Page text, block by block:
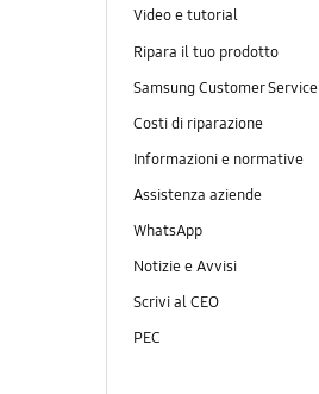
Video e tutorial
Ripara il tuo prodotto
Samsung Customer Service
Costi di riparazione
Informazioni e normative
Assistenza aziende
WhatsApp
Notizie e Avvisi
Scrivi al CEO
PEC